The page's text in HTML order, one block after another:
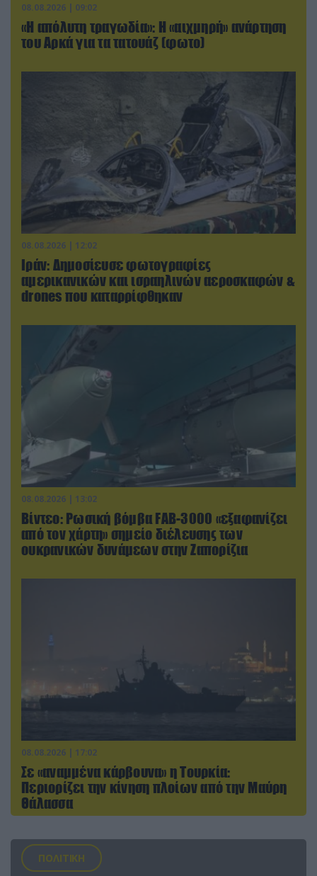
08.08.2026 | 09:02
«Η απόλυτη τραγωδία»: Η «αιχμηρή» ανάρτηση
του Αρκά για τα τατουάζ (φωτο)
08.08.2026 | 12:02
Ιράν: Δημοσίευσε φωτογραφίες
αμερικανικών και ισραηλινών αεροσκαφών &
drones που καταρρίφθηκαν
08.08.2026 | 13:02
Βίντεο: Ρωσική βόμβα FAB-3000 «εξαφανίζει
από τον χάρτη» σημείο διέλευσης των
ουκρανικών δυνάμεων στην Ζαπορίζια
08.08.2026 | 17:02
Σε «αναμμένα κάρβουνα» η Τουρκία:
Περιορίζει την κίνηση πλοίων από την Μαύρη
Θάλασσα
ΠΟΛΙΤΙΚΗ